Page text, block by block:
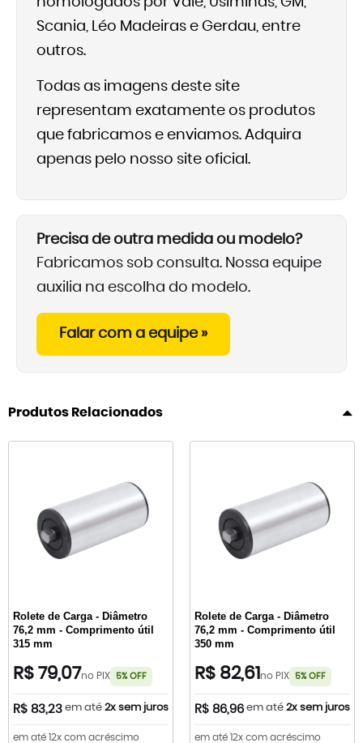
Scania, Léo Madeiras e Gerdau, entre
outros.
Todas as imagens deste site
representam exatamente os produtos
que fabricamos e enviamos. Adquira
apenas pelo nosso site oficial.
Precisa de outra medida ou modelo?
Fabricamos sob consulta. Nossa equipe
auxilia na escolha do modelo.
Falar com a equipe »
Produtos Relacionados
Rolete de Carga - Diâmetro
76,2 mm - Comprimento útil
315 mm
R$ 79,07no PIX 5% OFF
R$ 83,23 em até 2x sem juros
em até 12x com acréscimo
Rolete de Carga - Diâmetro
76,2 mm - Comprimento útil
350 mm
R$ 82,61 no PIX 5% OFF
R$ 86,96 em até 2x sem juros
em até 12x com acréscimo